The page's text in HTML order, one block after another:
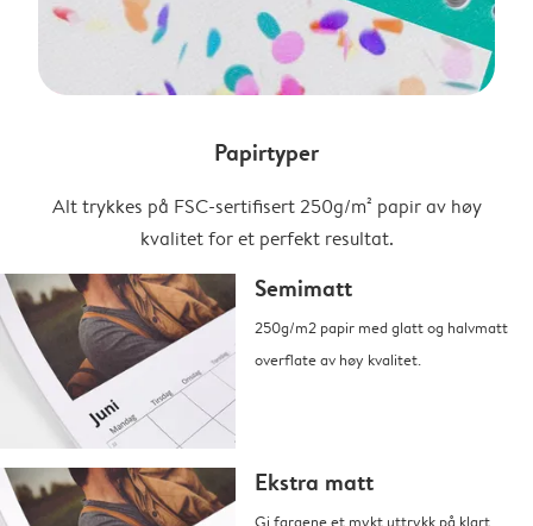
Papirtyper
Alt trykkes på FSC-sertifisert 250g/m² papir av høy
kvalitet for et perfekt resultat.
Semimatt
250g/m2 papir med glatt og halvmatt
overflate av høy kvalitet.
Ekstra matt